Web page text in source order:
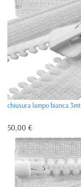
chiusura lampo bianca 3mt
50,00 €